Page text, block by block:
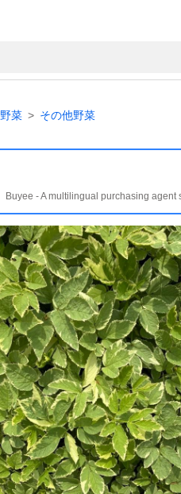
野菜 その他野菜
Buyee - A multilingual purchasing